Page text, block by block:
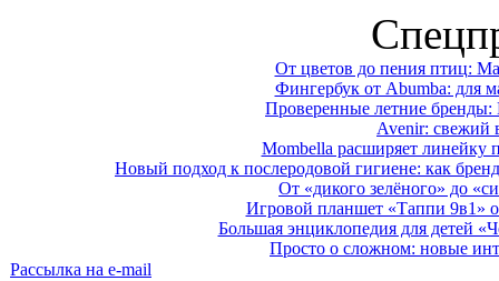
От цветов до пения птиц:
Фингербук от Abumba: для
Проверенные летние
Avenir: свежий
Mombella расширяет линейку
Новый подход к послеродовой гигиене: как
От «дикого зелёного» до
Игровой планшет «Таппи 9в1»
Большая энциклопедия для детей
Просто о сложном: новые
Рассылка на e-mail